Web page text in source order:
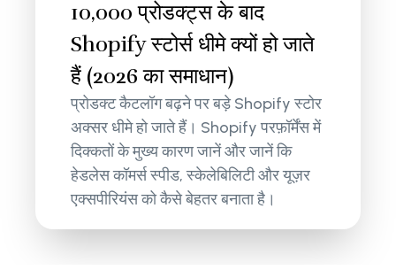
10,000 प्रोडक्ट्स के बाद
Shopify स्टोर्स धीमे क्यों हो जाते
हैं (2026 का समाधान)
प्रोडक्ट कैटलॉग बढ़ने पर बड़े Shopify स्टोर
अक्सर धीमे हो जाते हैं। Shopify परफ़ॉर्मेंस में
दिक्कतों के मुख्य कारण जानें और जानें कि
हेडलेस कॉमर्स स्पीड, स्केलेबिलिटी और यूज़र
एक्सपीरियंस को कैसे बेहतर बनाता है।